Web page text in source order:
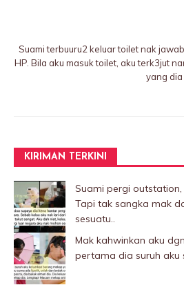
Suami terbuuru2 keluar toilet nak
HP. Bila aku masuk toilet, aku terk3jut
yang
KIRIMAN TERKINI
Suami pergi
Tapi tak sangka mak
sesuatu..
Mak kahwinkan aku
pertama dia suruh aku